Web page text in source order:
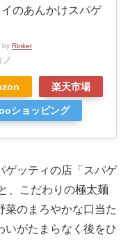
イのあんかけスパゲ
by Rinker
楽天市場
ショッピング
ゲッティの店「スパゲ
、こだわりの極太麺
菜のまろやかな口当た
いがたまらなく後をひ